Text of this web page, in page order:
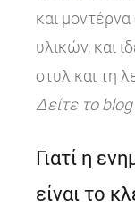
και
υλικών, και
στυλ και τη
Δείτε το
Γιατί η
είναι το